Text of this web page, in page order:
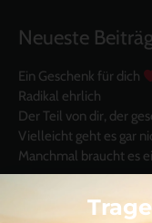
Neueste
Ein Geschenk für dich
Radikal ehrlich
Der Teil von dir, der
Vielleicht geht es gar
Manchmal braucht es